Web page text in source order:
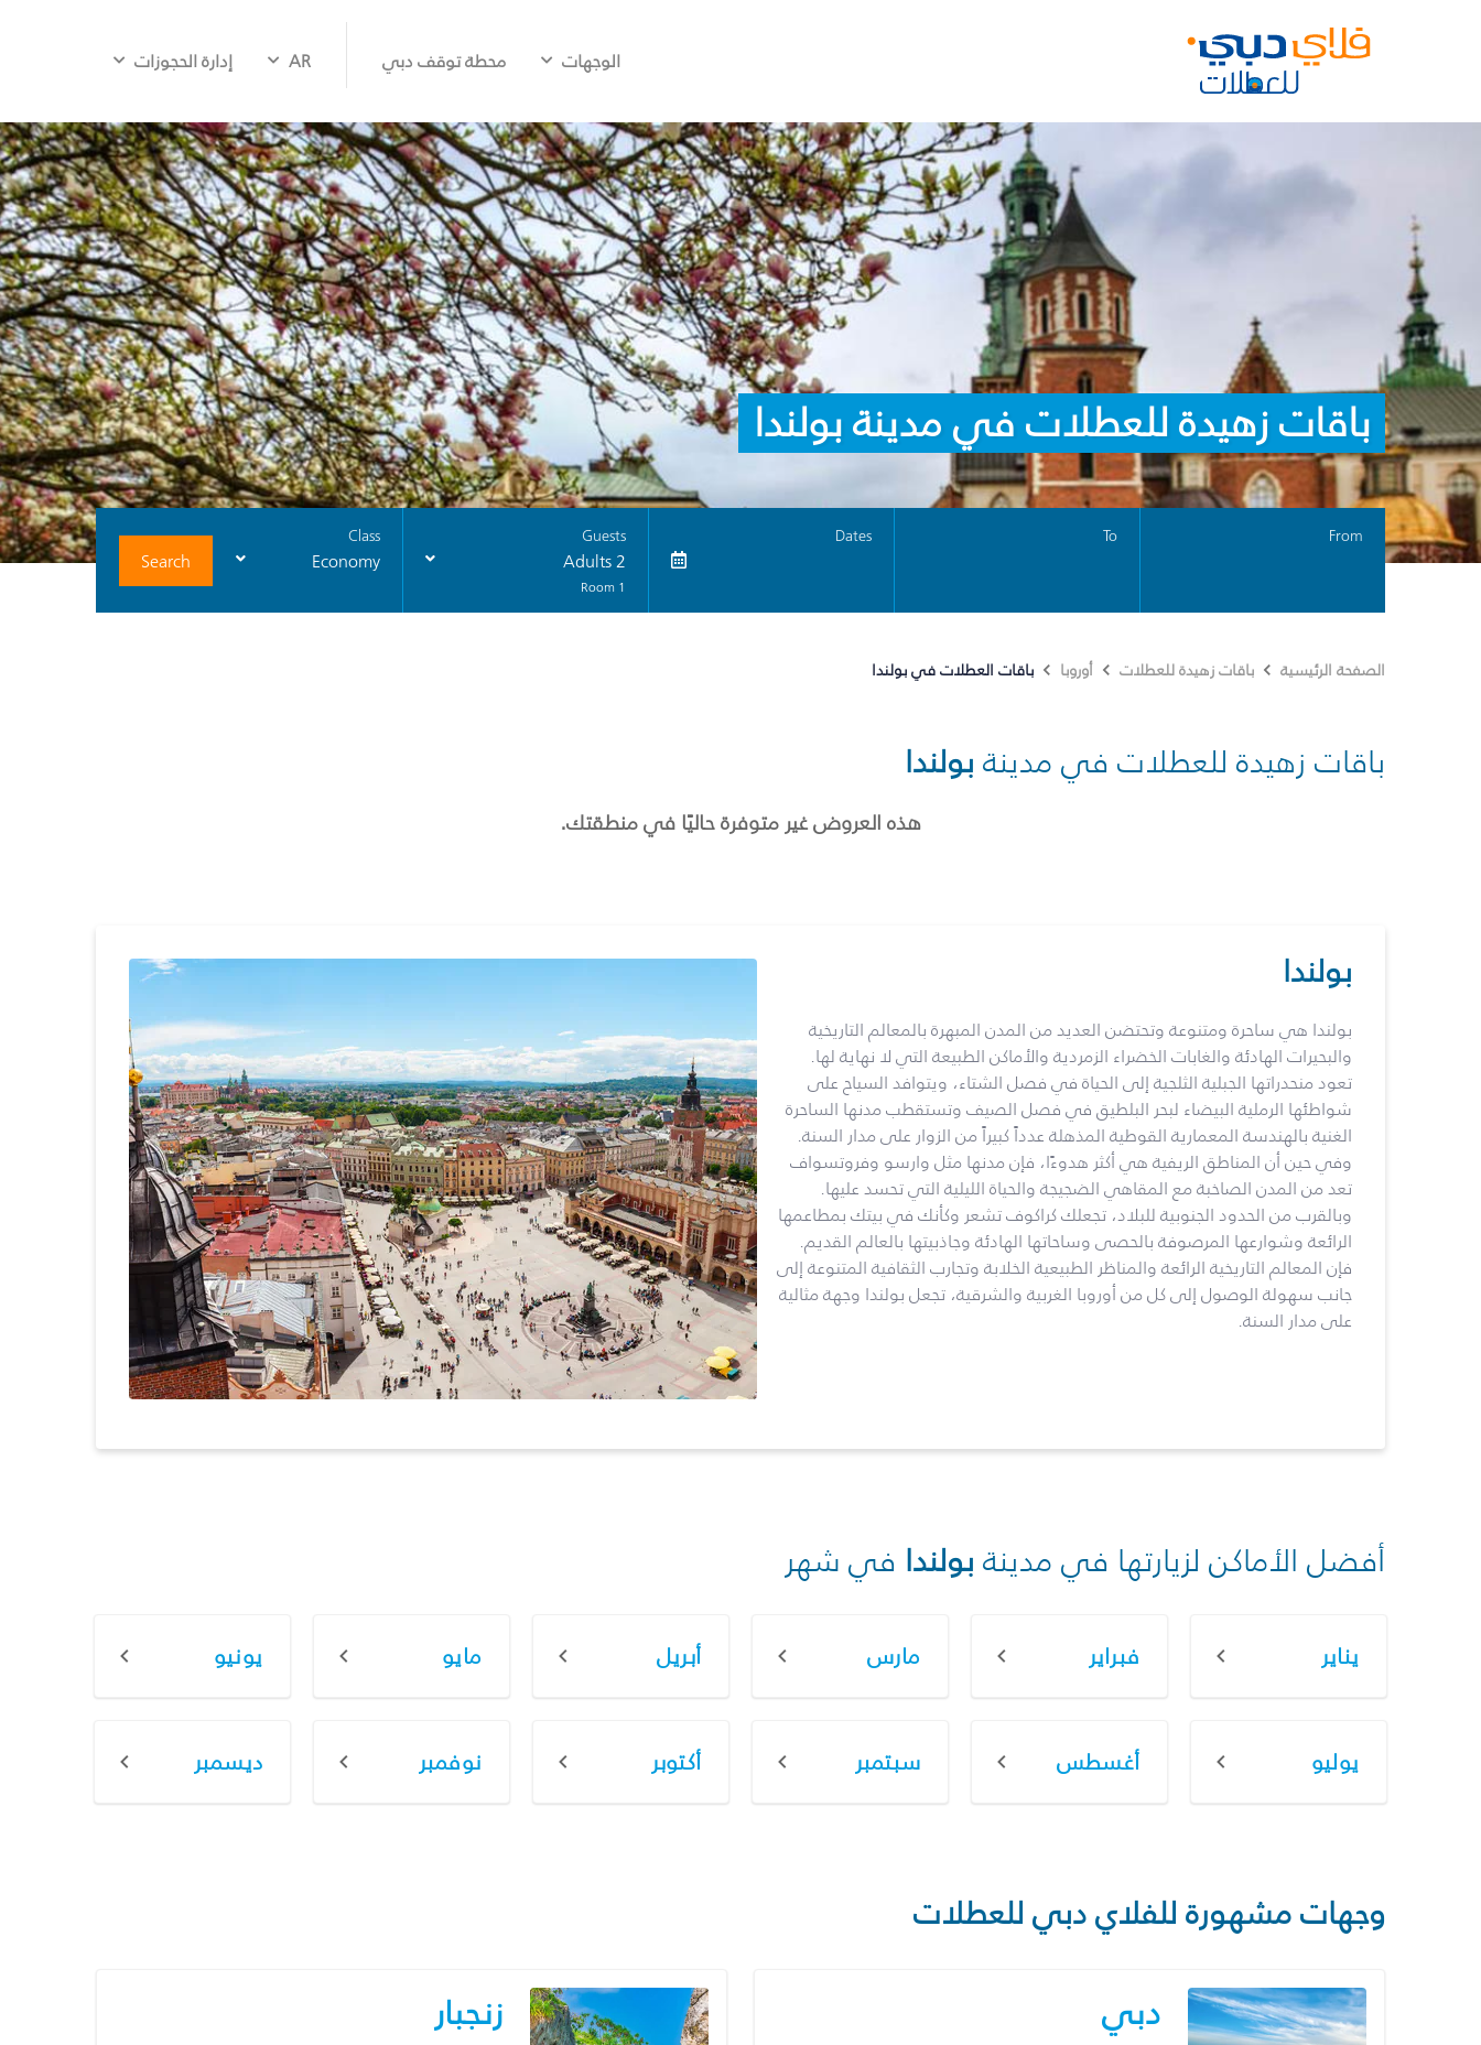
الوجهات محطة توقف دبي AR إدارة الحجوزات
باقات زهيدة للعطلات في مدينة بولندا
From
To
Dates
Guests
2 Adults
1 Room
Class
Economy
Search
الصفحة الرئيسية باقات زهيدة للعطلات أوروبا باقات العطلات في بولندا
باقات زهيدة للعطلات في مدينة بولندا
هذه العروض غير متوفرة حاليًا في منطقتك.
بولندا
بولندا هي ساحرة ومتنوعة وتحتضن العديد من المدن المبهرة بالمعالم التاريخية
والبحيرات الهادئة والغابات الخضراء الزمردية والأماكن الطبيعة التي لا نهاية لها.
تعود منحدراتها الجبلية الثلجية إلى الحياة في فصل الشتاء، ويتوافد السياح على
شواطئها الرملية البيضاء لبحر البلطيق في فصل الصيف وتستقطب مدنها الساحرة
الغنية بالهندسة المعمارية القوطية المذهلة عدداً كبيراً من الزوار على مدار السنة.
وفي حين أن المناطق الريفية هي أكثر هدوءًا، فإن مدنها مثل وارسو وفروتسواف
تعد من المدن الصاخبة مع المقاهي الضجيجة والحياة الليلية التي تحسد عليها.
وبالقرب من الحدود الجنوبية للبلاد، تجعلك كراكوف تشعر وكأنك في بيتك بمطاعمها
الرائعة وشوارعها المرصوفة بالحصى وساحاتها الهادئة وجاذبيتها بالعالم القديم.
فإن المعالم التاريخية الرائعة والمناظر الطبيعية الخلابة وتجارب الثقافية المتنوعة إلى
جانب سهولة الوصول إلى كل من أوروبا الغربية والشرقية، تجعل بولندا وجهة مثالية
على مدار السنة.
أفضل الأماكن لزيارتها في مدينة بولندا في شهر
يناير فبراير مارس أبريل مايو يونيو
يوليو أغسطس سبتمبر أكتوبر نوفمبر ديسمبر
وجهات مشهورة للفلاي دبي للعطلات
دبي زنجبار